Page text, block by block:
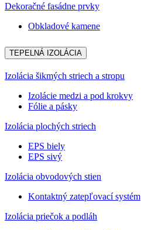
Dekoračné fasádne prvky
Obkladové kamene
TEPELNÁ IZOLÁCIA
Izolácia šikmých striech a stropu
Izolácie medzi a pod krokvy
Fólie a pásky
Izolácia plochých striech
EPS biely
EPS sivý
Izolácia obvodových stien
Kontaktný zatepľovací systém
Izolácia priečok a podláh